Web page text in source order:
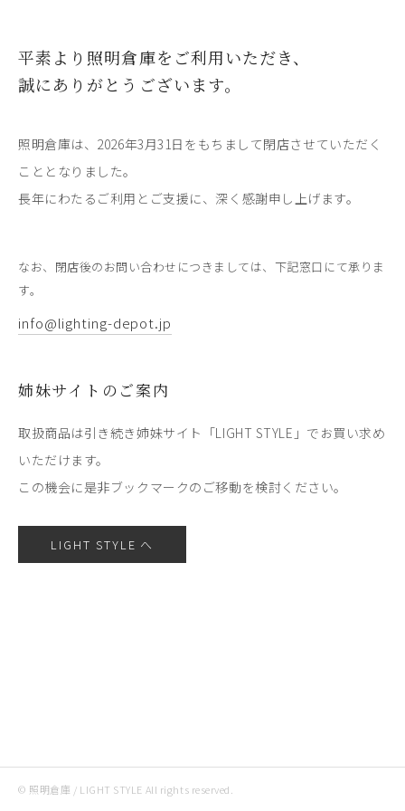
平素より照明倉庫をご利用いただき、
誠にありがとうございます。
照明倉庫は、2026年3月31日をもちまして閉店させていただく
こととなりました。
長年にわたるご利用とご支援に、深く感謝申し上げます。
なお、閉店後のお問い合わせにつきましては、下記窓口にて承りま
す。
info@lighting-depot.jp
姉妹サイトのご案内
取扱商品は引き続き姉妹サイト「LIGHT STYLE」でお買い求め
いただけます。
この機会に是非ブックマークのご移動を検討ください。
LIGHT STYLE へ
© 照明倉庫 / LIGHT STYLE All rights reserved.